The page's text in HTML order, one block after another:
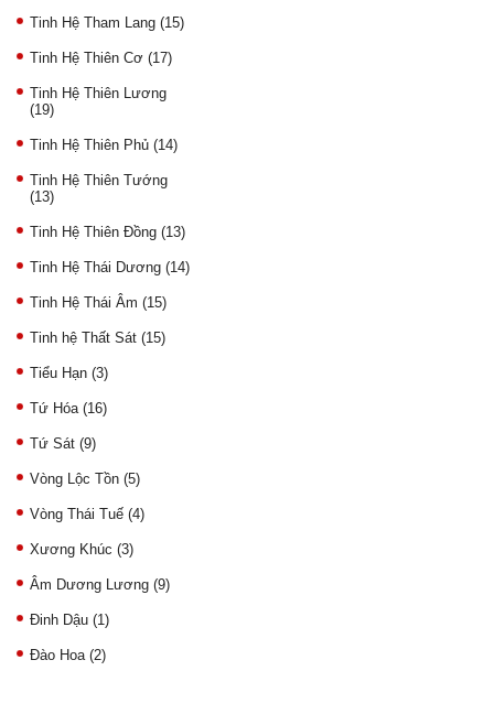
Tinh Hệ Tham Lang (15)
Tinh Hệ Thiên Cơ (17)
Tinh Hệ Thiên Lương
(19)
Tinh Hệ Thiên Phủ (14)
Tinh Hệ Thiên Tướng
(13)
Tinh Hệ Thiên Đồng (13)
Tinh Hệ Thái Dương (14)
Tinh Hệ Thái Âm (15)
Tinh hệ Thất Sát (15)
Tiểu Hạn (3)
Tứ Hóa (16)
Tứ Sát (9)
Vòng Lộc Tồn (5)
Vòng Thái Tuế (4)
Xương Khúc (3)
Âm Dương Lương (9)
Đinh Dậu (1)
Đào Hoa (2)